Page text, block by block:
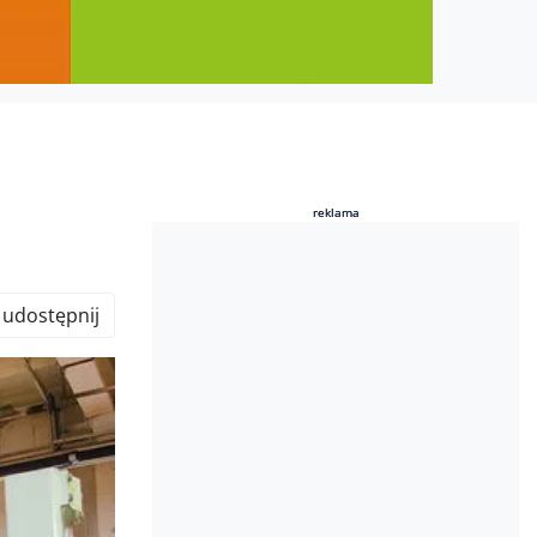
reklama
reklama